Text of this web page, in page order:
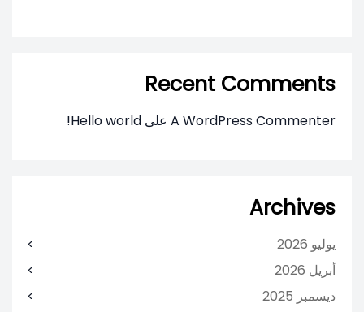
Recent Comments
A WordPress Commenter على Hello world!
Archives
يوليو 2026
أبريل 2026
ديسمبر 2025